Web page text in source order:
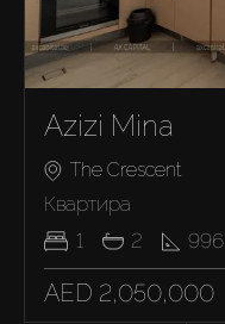
Azizi Mina
The Crescent
Квартира
1
2 996
AED 2,050,000